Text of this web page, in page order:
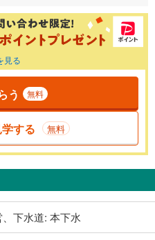
見る
う 無料
する 無料
、下水道: 本下水